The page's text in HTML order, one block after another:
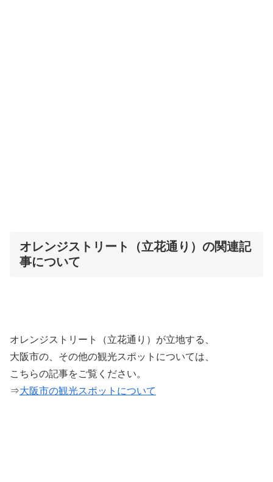
オレンジストリート（立花通り）の関連記
事について
オレンジストリート（立花通り）が立地する、
大阪市の、その他の観光スポットについては、
こちらの記事をご覧ください。
⇒大阪市の観光スポットについて